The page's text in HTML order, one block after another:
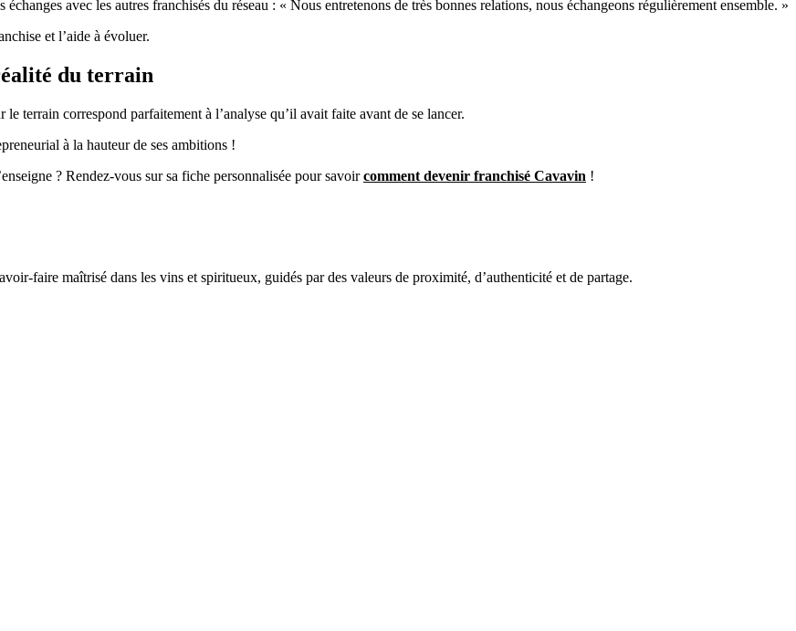
avec les autres franchisés du réseau : « Nous entretenons de très bonnes relations, nous échangeons régulièrement ensemble. »
et l’aide à évoluer.
du terrain
terrain correspond parfaitement à l’analyse qu’il avait faite avant de se lancer.
à la hauteur de ses ambitions !
? Rendez-vous sur sa fiche personnalisée pour savoircomment devenir franchisé Cavavin !
faire maîtrisé dans les vins et spiritueux, guidés par des valeurs de proximité, d’authenticité et de partage.